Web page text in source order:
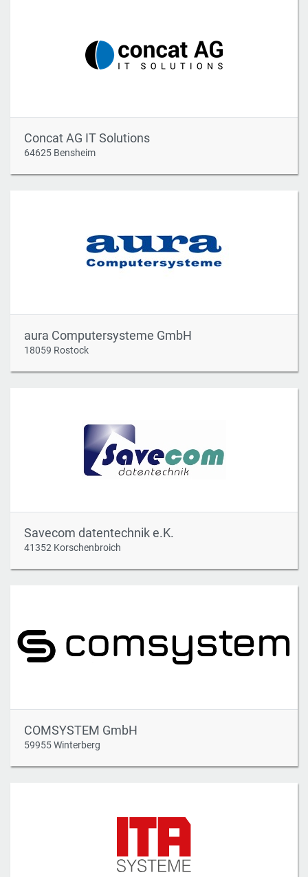
Concat AG IT Solutions
64625 Bensheim
aura Computersysteme GmbH
18059 Rostock
Savecom datentechnik e.K.
41352 Korschenbroich
COMSYSTEM GmbH
59955 Winterberg